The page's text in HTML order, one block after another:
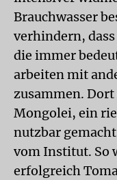
Brauchwasser
verhindern,
die immer
arbeiten mit
zusammen.
Mongolei, ein
nutzbar
vom Institut. So
erfolgreich